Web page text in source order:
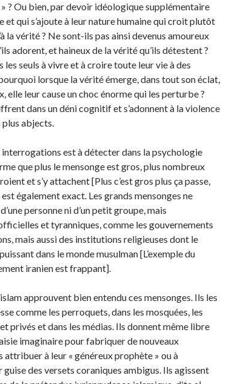
? Ou bien, par devoir idéologique supplémentaire
et qui s’ajoute à leur nature humaine qui croit plutôt
la vérité ? Ne sont-ils pas ainsi devenus amoureux
adorent, et haineux de la vérité qu’ils détestent ?
les seuls à vivre et à croire toute leur vie à des
lorsque la vérité émerge, dans tout son éclat,
elle leur cause un choc énorme qui les perturbe ?
dans un déni cognitif et s’adonnent à la violence
plus abjects.
interrogations est à détecter dans la psychologie
que plus le mensonge est gros, plus nombreux
et s’y attachent [Plus c’est gros plus ça passe,
également exact. Les grands mensonges ne
personne ni d’un petit groupe, mais
et tyranniques, comme les gouvernements
mais aussi des institutions religieuses dont le
dans le monde musulman [L’exemple du
iranien est frappant].
approuvent bien entendu ces mensonges. Ils les
comme les perroquets, dans les mosquées, les
privés et dans les médias. Ils donnent même libre
imaginaire pour fabriquer de nouveaux
attribuer à leur « généreux prophète » ou à
des versets coraniques ambigus. Ils agissent